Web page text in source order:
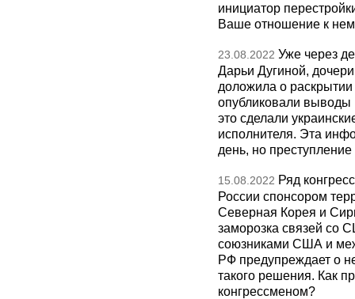
инициатор
Ваше отношение к
23.08.2022 Уже через
Дарьи Дугиной,
доложила о
опубликовали
это сделали
исполнителя. Эта
день, но
15.08.2022 Ряд
России спонсором
Северная Корея и
заморозка связей со
союзниками США и
РФ предупреждает о
такого решения. Как
конгрессменом?